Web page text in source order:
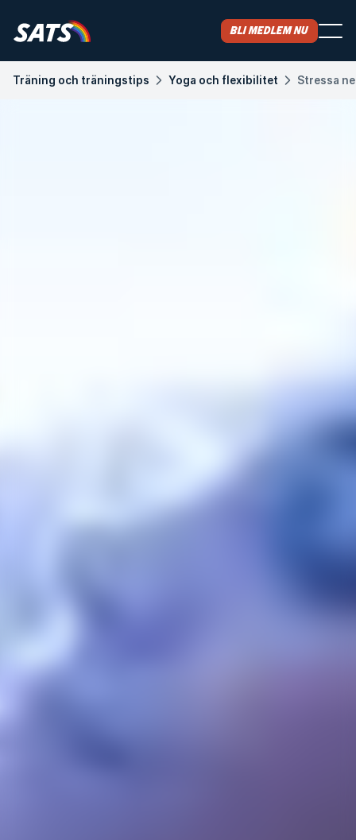
Bli medlem nu
Träning och träningstips Yoga och flexibilitet Stressa